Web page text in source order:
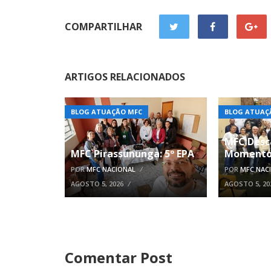
COMPARTILHAR
ARTIGOS RELACIONADOS
BLOG ATUAÇÃO MFC
MFC Pirassununga: 5º EPA
PORMFC NACIONAL
AGOSTO 5, 2026
BLOG
MFC
PORMFC
AGOSTO 5,
Comentar Post